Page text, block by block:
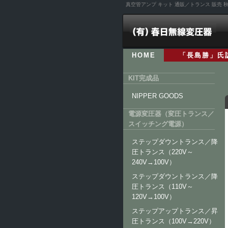
真空管アンプ キット 通販／トランス 販売
HOME 「長島勝」
KIT完成品
NIPPER GOODS
電源変圧器（変圧トランス／
スイッチング電源）
ステップダウントランス／降
圧トランス（220V～
240V→100V）
ステップダウントランス／降
圧トランス（110V～
120V→100V）
ステップアップトランス／昇
圧トランス（100V→220V）